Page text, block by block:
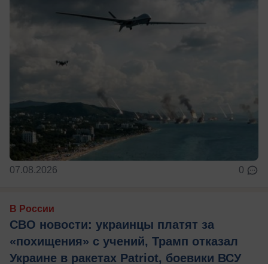
07.08.2026 0
В России
СВО новости: украинцы платят за
«похищения» с учений, Трамп отказал
Украине в ракетах Patriot, боевики ВСУ